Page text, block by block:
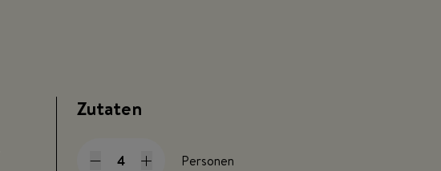
Zutaten
Personen